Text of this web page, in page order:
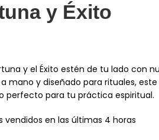
y Éxito
y el Éxito estén de tu lado con
mano y diseñado para rituales,
perfecto para tu práctica espiritual.
vendidos en las últimas 4 horas